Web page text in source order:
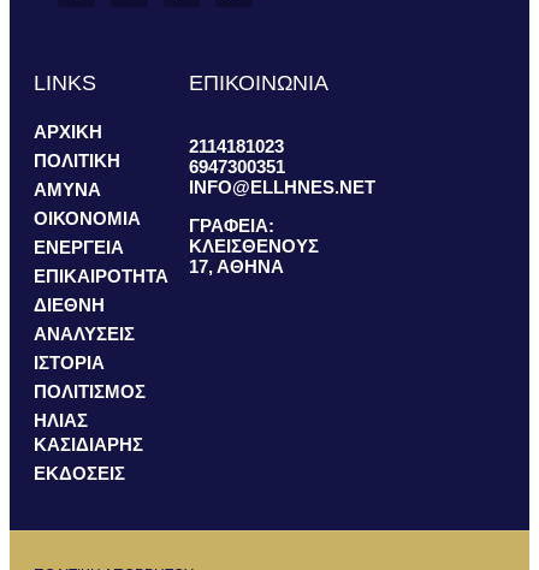
LINKS
ΑΡΧΙΚΗ
ΠΟΛΙΤΙΚΗ
ΑΜΥΝΑ
ΟΙΚΟΝΟΜΙΑ
ΕΝΕΡΓΕΙΑ
ΕΠΙΚΑΙΡΟΤΗΤΑ
ΔΙΕΘΝΗ
ΑΝΑΛΥΣΕΙΣ
ΙΣΤΟΡΙΑ
ΠΟΛΙΤΙΣΜΟΣ
ΗΛΙΑΣ
ΚΑΣΙΔΙΑΡΗΣ
ΕΚΔΟΣΕΙΣ
ΕΠΙΚΟΙΝΩΝΙΑ
2114181023
6947300351
INFO@ELLHNES.NET
ΓΡΑΦΕΙΑ:
ΚΛΕΙΣΘΕΝΟΥΣ
17, ΑΘΗΝΑ